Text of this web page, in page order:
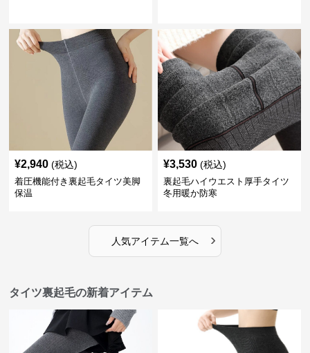
¥2,940 (税込)
着圧機能付き裏起毛タイツ美脚
保温
¥3,530 (税込)
裏起毛ハイウエスト厚手タイツ
冬用暖か防寒
人気アイテム一覧へ ›
タイツ裏起毛の新着アイテム